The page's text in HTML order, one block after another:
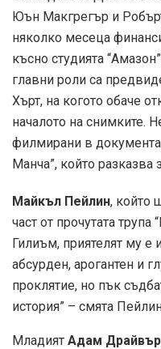
Юън Макгрегър и
няколко месеца
късно студията
главни роли са
Хърт, на когото обаче
началото на снимките.
филмирани в
Манча”, който разказва
Майкъл Пейлин, който
част от прочутата
Гилиъм, приятелят му е
абсурден, арогантен и
проклятие, но пък
история” – смята
Младият Адам Драйвър